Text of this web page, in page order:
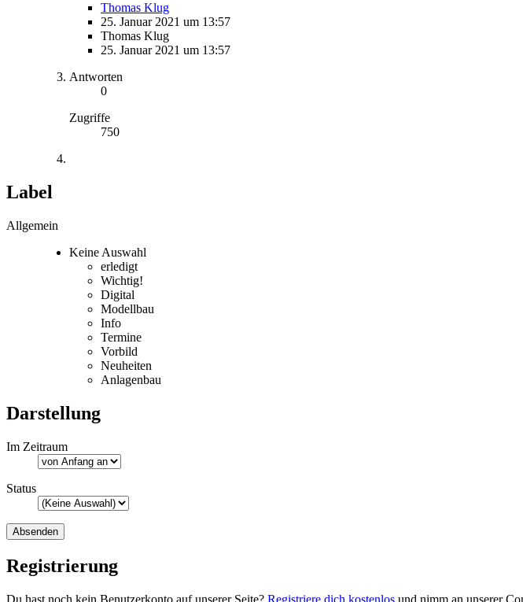
Thomas Klug
25. Januar 2021 um 13:57
Thomas Klug
25. Januar 2021 um 13:57
Antworten
0
Zugriffe
750
Label
Allgemein
Keine Auswahl
erledigt
Wichtig!
Digital
Modellbau
Info
Termine
Vorbild
Neuheiten
Anlagenbau
Darstellung
Im Zeitraum
Status
Registrierung
Du hast noch kein Benutzerkonto auf unserer Seite? Registriere dich kostenlos und nimm an unserer